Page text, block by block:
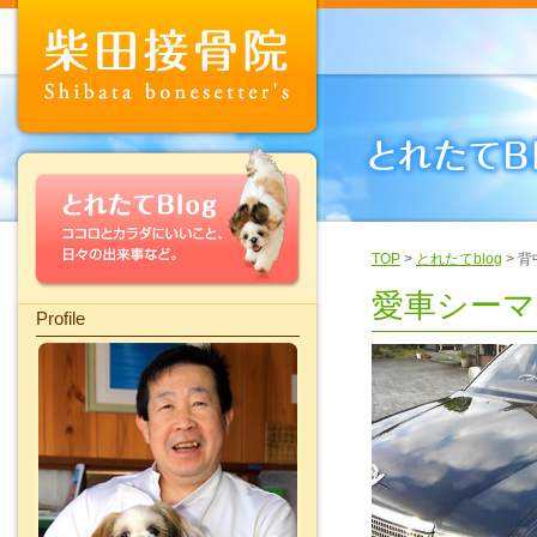
Profile
TOP > とれたてblog > 背
愛車シー